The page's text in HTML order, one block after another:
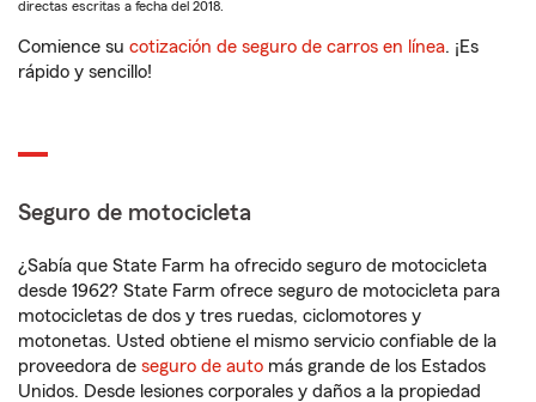
directas escritas a fecha del 2018.
Comience su cotización de seguro de carros en línea. ¡Es
rápido y sencillo!
Seguro de motocicleta
¿Sabía que State Farm ha ofrecido seguro de motocicleta
desde 1962? State Farm ofrece seguro de motocicleta para
motocicletas de dos y tres ruedas, ciclomotores y
motonetas. Usted obtiene el mismo servicio confiable de la
proveedora de seguro de auto más grande de los Estados
Unidos. Desde lesiones corporales y daños a la propiedad